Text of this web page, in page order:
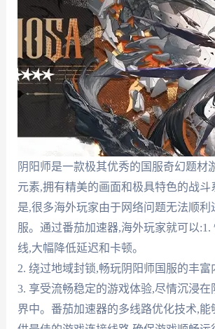
阴阳师是一款极其优秀的国服奇幻题材
元素,拥有精美的画面和极具特色的战斗
是,很多海外玩家由于网络问题无法顺利
服。通过番茄加速器,海外玩家就可以:1.
线,大幅降低延迟和卡顿。
2. 绕过地域封锁,畅玩阴阳师国服的丰富
3. 享受流畅稳定的游戏体验,尽情沉浸在
界中。番茄加速器的多线路优化技术,能